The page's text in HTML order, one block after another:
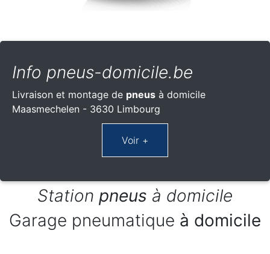
Info pneus-domicile.be
Livraison et montage de pneus à domicile
Maasmechelen - 3630 Limbourg
Station pneus à domicile
Garage pneumatique à domicile